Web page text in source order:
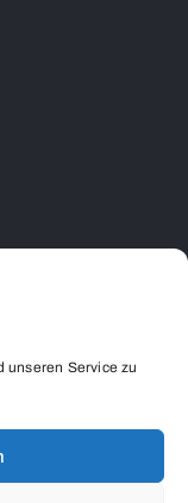
unseren Service zu